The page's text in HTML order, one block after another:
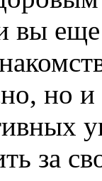
вы
но
за